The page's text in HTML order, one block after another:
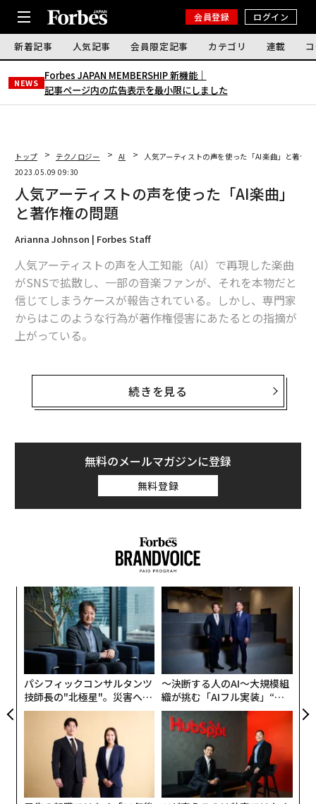
会員登録 ログイン
新着記事 人気記事 会員限定記事 カテゴリ 連載
NEWS
Forbes JAPAN MEMBERSHIP 新機能｜
記事ページ内の広告表示を最小限にしました
トップ テクノロジー AI
人気アーティストの声を使った「AI楽曲」と著作
2023.05.09 09:30
人気アーティストの声を使った「AI楽曲」
と著作権の問題
Arianna Johnson | Forbes Staff
人気アーティストの声を人工知能（AI）で再現した楽曲
がSNSで拡散し、一部の音楽ファンが、それを本物だと
信じてしまうケースが報告されている。しかし、専門家
からはこのような行為が著作権侵害にあたるとの指摘が
上がっている。
AIで再現したドレイクとケンドリック・ラマー、カニ
エ・ウェストの3人の声が人気アニメの主題歌『不可思
議のカルテ』を歌うTikTokの動画は、250万件以上のい
れないAIの利点だ」と書き込まれている。
drake, kendrick, and ye sing fukashi
gi no carte,, should i finish the whole song ?
#drakeai#kanyeai
#katarenainemurenaitoroimerai#anime
また、先月は@ghostwriter と名乗る匿名のクリエイタ
ーが、ドレイクとザ・ウィークエンドを声をフィーチャ
ーしたオリジナル曲『Heart on my Sleeve』をAIで作成
し、SpotifyやApple Musicなどのプラットフォームで一
時的に入手可能になったが、これらのアーティストの楽
曲を管理するユニバーサルミュージックグループ （UM
G）からの訴えによって削除された。
続きを見る
無料のメールマガジンに登録
無料登録
パシフィックコンサルタンツ
技師長の"北極星"。災害への
無力感を乗り越え見つけた、
防災一筋20年の答え
〜決断する人のAI〜大規模組
織が挑む「AIフル実装」“使
う”企業から“動く”企業へ【N
TTドコモビジネス×PwC】